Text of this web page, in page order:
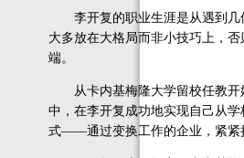
李开复的职业生涯是从遇到几
大多放在大格局而非小技巧上，
端。
从卡内基梅隆大学留校任教开始
中，在李开复成功地实现自己从
式——通过变换工作的企业，紧紧